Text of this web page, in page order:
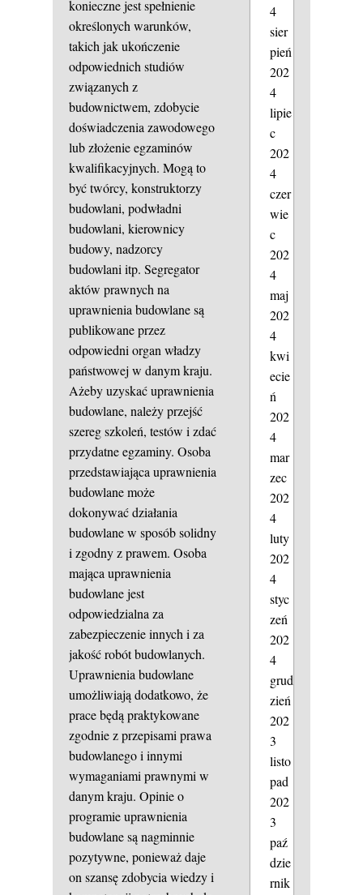
konieczne jest spełnienie
określonych warunków,
takich jak ukończenie
odpowiednich studiów
związanych z
budownictwem, zdobycie
doświadczenia zawodowego
lub złożenie egzaminów
kwalifikacyjnych. Mogą to
być twórcy, konstruktorzy
budowlani, podwładni
budowlani, kierownicy
budowy, nadzorcy
budowlani itp. Segregator
aktów prawnych na
uprawnienia budowlane są
publikowane przez
odpowiedni organ władzy
państwowej w danym kraju.
Ażeby uzyskać uprawnienia
budowlane, należy przejść
szereg szkoleń, testów i zdać
przydatne egzaminy. Osoba
przedstawiająca uprawnienia
budowlane może
dokonywać działania
budowlane w sposób solidny
i zgodny z prawem. Osoba
mająca uprawnienia
budowlane jest
odpowiedzialna za
zabezpieczenie innych i za
jakość robót budowlanych.
Uprawnienia budowlane
umożliwiają dodatkowo, że
prace będą praktykowane
zgodnie z przepisami prawa
budowlanego i innymi
wymaganiami prawnymi w
danym kraju. Opinie o
programie uprawnienia
budowlane są nagminnie
pozytywne, ponieważ daje
on szansę zdobycia wiedzy i
4
sier
pień
202
4
lipie
c
202
4
czer
wie
c
202
4
maj
202
4
kwi
ecie
ń
202
4
mar
zec
202
4
luty
202
4
styc
zeń
202
4
grud
zień
202
3
listo
pad
202
3
paź
dzie
rnik